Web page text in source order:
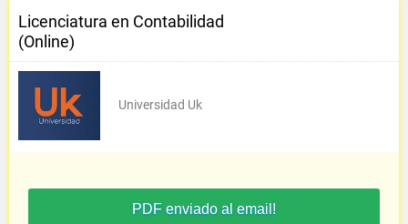
Licenciatura en Contabilidad
(Online)
Universidad Uk
PDF enviado al email!